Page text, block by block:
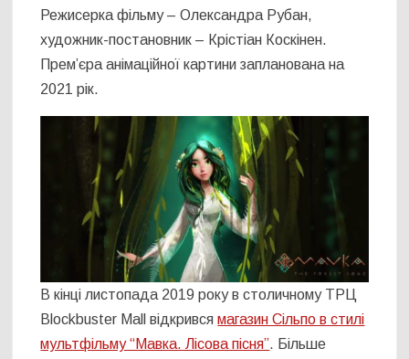
Режисерка фільму – Олександра Рубан,
художник-постановник – Крістіан Коскінен.
Прем’єра анімаційної картини запланована на
2021 рік.
В кінці листопада 2019 року в столичному ТРЦ
Blockbuster Mall відкривсямагазин Сільпо в стилі
мультфільму “Мавка. Лісова пісня”. Більше